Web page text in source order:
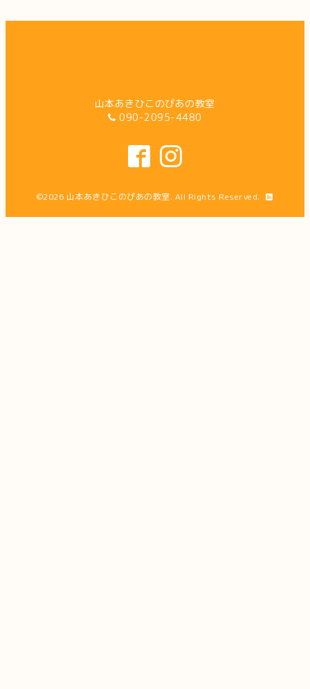
山本あきひこのぴあの教室
090-2095-4480
©2026 山本あきひこのぴあの教室. All Rights Reserved.